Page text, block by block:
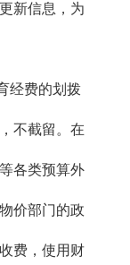
新信息，为
经费的划拨
不截留。在
各类预算外
价部门的政
费，使用财